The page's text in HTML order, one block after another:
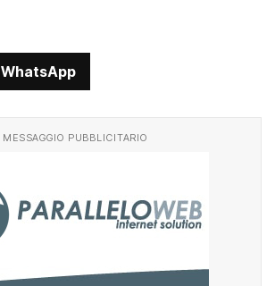
WhatsApp
MESSAGGIO PUBBLICITARIO